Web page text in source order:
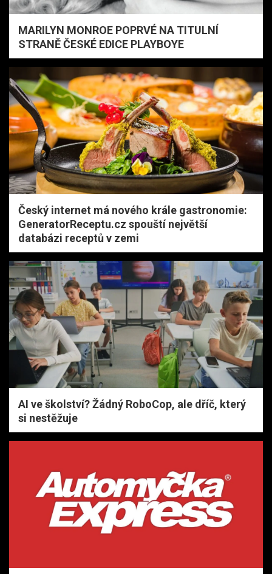
MARILYN MONROE POPRVÉ NA TITULNÍ
STRANĚ ČESKÉ EDICE PLAYBOYE
Český internet má nového krále gastronomie:
GeneratorReceptu.cz spouští největší
databázi receptů v zemi
AI ve školství? Žádný RoboCop, ale dříč, který
si nestěžuje